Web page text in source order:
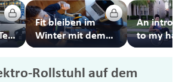
Fit bleiben im
Winter mit dem
Indoorhandbike
An
to my
Rollstuhl auf dem